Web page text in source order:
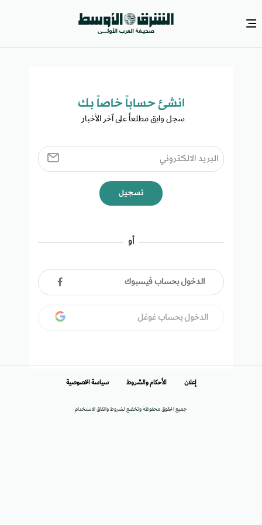
انشئ حساباً خاصاً بك​
سجل وابق مطلعاً على آخر الأخبار ​
تسجيل
أو
الدخول بحساب فيسبوك
الدخول بحساب غوغل
جميع الحقوق محفوظة وتخضع لشروط واتفاق الاستخدام
إعلان الأحكام والشروط سياسة الخصوصية